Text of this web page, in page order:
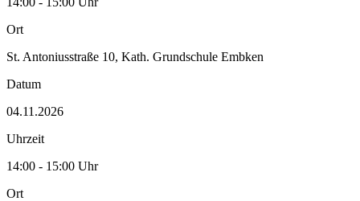
Ort
St. Antoniusstraße 10, Kath. Grundschule Embken
Datum
04.11.2026
Uhrzeit
14:00 - 15:00 Uhr
Ort